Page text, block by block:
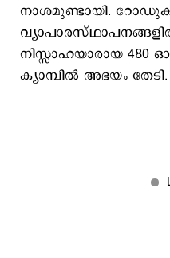
നാശമുണ്ടായി.
നിസ്സാഹയാരായ 480
ക്യാമ്പില്‍ അഭയം തേടി.